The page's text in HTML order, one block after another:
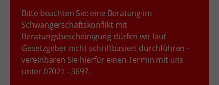
Bitte beachten Sie: eine Beratung im
Schwangerschaftskonflikt mit
Beratungsbescheinigung dürfen wir laut
Gesetzgeber nicht schriftbasiert durchführen –
vereinbaren Sie hierfür einen Termin mit uns
unter 07021 - 3697.